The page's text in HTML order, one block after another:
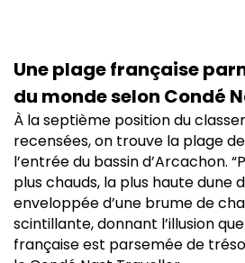
Une plage française
du monde selon Condé
À la septième position du
recensées, on trouve la plage
l’entrée du bassin d’Arcachon.
plus chauds, la plus haute dune
enveloppée d’une brume de
scintillante, donnant l’illusion
française est parsemée de